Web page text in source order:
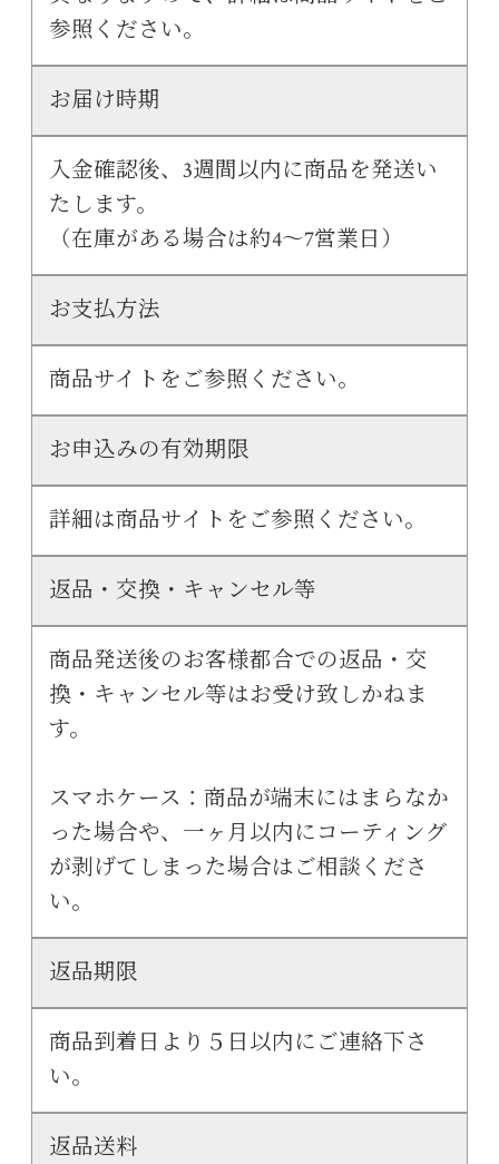
参照ください。
お届け時期
入金確認後、3週間以内に商品を発送い
たします。
（在庫がある場合は約4～7営業日）
お支払方法
商品サイトをご参照ください。
お申込みの有効期限
詳細は商品サイトをご参照ください。
返品・交換・キャンセル等
商品発送後のお客様都合での返品・交
換・キャンセル等はお受け致しかねま
す。
スマホケース：商品が端末にはまらなか
った場合や、一ヶ月以内にコーティング
が剥げてしまった場合はご相談くださ
い。
返品期限
商品到着日より５日以内にご連絡下さ
い。
返品送料